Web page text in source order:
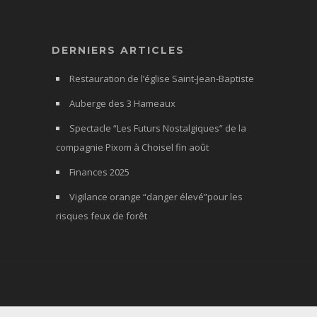
DERNIERS ARTICLES
Restauration de l’église Saint-Jean-Baptiste
Auberge des 3 Hameaux
Spectacle “Les Futurs Nostalgiques” de la
compagnie Pixom à Choisel fin août
Finances 2025
Vigilance orange “danger élevé”pour les
risques feux de forêt